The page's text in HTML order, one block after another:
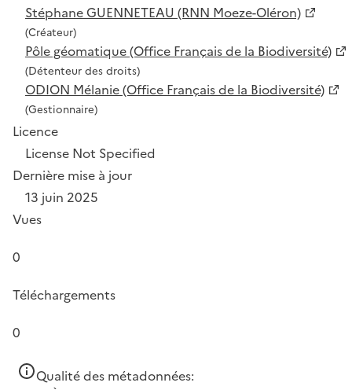
Stéphane GUENNETEAU (RNN Moeze-Oléron)
(Créateur)
Pôle géomatique (Office Français de la Biodiversité)
(Détenteur des droits)
ODION Mélanie (Office Français de la Biodiversité)
(Gestionnaire)
Licence
License Not Specified
Dernière mise à jour
13 juin 2025
Vues
0
Téléchargements
0
Qualité des métadonnées: